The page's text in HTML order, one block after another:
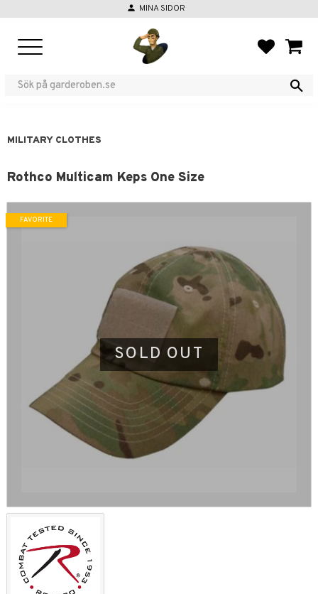
person MINA SIDOR
MILITARY CLOTHES
Rothco Multicam Keps One Size
SOLD OUT
FAVORITE